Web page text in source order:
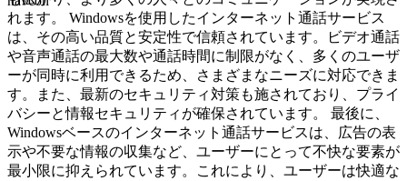
れます。 Windowsを使用したインターネット通話サービス
は、その高い品質と安定性で信頼されています。ビデオ通話
や音声通話の最大数や通話時間に制限がなく、多くのユーザ
ーが同時に利用できるため、さまざまなニーズに対応できま
す。また、最新のセキュリティ対策も施されており、プライ
バシーと情報セキュリティが確保されています。 最後に、
Windowsベースのインターネット通話サービスは、広告の表
示や不要な情報の収集など、ユーザーにとって不快な要素が
最小限に抑えられています。これにより、ユーザーは快適な